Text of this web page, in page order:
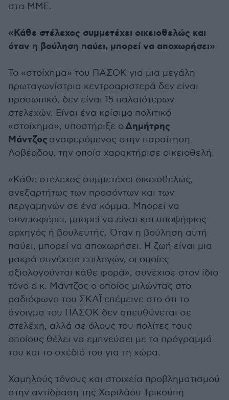
στα ΜΜΕ.
«Κάθε στέλεχος συμμετέχει οικειοθελώς και
όταν η βούληση παύει, μπορεί να αποχωρήσει»
Το «στοίχημα» του ΠΑΣΟΚ για μια μεγάλη
πρωταγωνίστρια κεντροαριστερά δεν είναι
προσωπικό, δεν είναι 15 παλαιότερων
στελεχών. Είναι ένα κρίσιμο πολιτικό
«στοίχημα», υποστήριξε οΔημήτρης
Μάντζος αναφερόμενος στην παραίτηση
Λοβέρδου, την οποία χαρακτήρισε οικειοθελή.
«Κάθε στέλεχος συμμετέχει οικειοθελώς,
ανεξαρτήτως των προσόντων και των
περγαμηνών σε ένα κόμμα. Μπορεί να
συνεισφέρει, μπορεί να είναι και υποψήφιος
αρχηγός ή βουλευτής. Όταν η βούληση αυτή
παύει, μπορεί να αποχωρήσει. Η ζωή είναι μια
μακρά συνέχεια επιλογών, οι οποίες
αξιολογούνται κάθε φορά», συνέχισε στον ίδιο
τόνο ο κ. Μάντζος ο οποίος μιλώντας στο
ραδιόφωνο του ΣΚΑΪ επέμεινε στο ότι το
άνοιγμα του ΠΑΣΟΚ δεν απευθύνεται σε
στελέχη, αλλά σε όλους του πολίτες τους
οποίους θέλει να εμπνεύσει με το πρόγραμμά
του και το σχέδιό του για τη χώρα.
Χαμηλούς τόνους και στοιχεία προβληματισμού
στην αντίδραση της Χαριλάου Τρικούπη